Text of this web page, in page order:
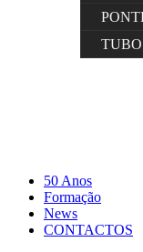
50 Anos
Formação
News
CONTACTOS